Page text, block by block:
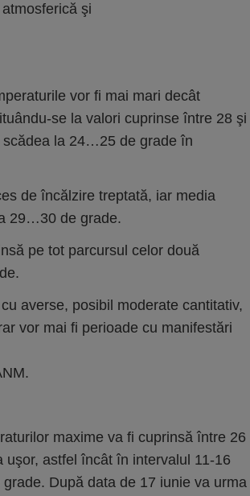
şi
vor fi mai mari decât
se la valori cuprinse între 28 şi
scădea la 24…25 de grade în
de încălzire treptată, iar media
29…30 de grade.
pe tot parcursul celor două
averse, posibil moderate cantitativ,
vor mai fi perioade cu manifestări
maxime va fi cuprinsă între 26
astfel încât în intervalul 11-16
După data de 17 iunie va urma